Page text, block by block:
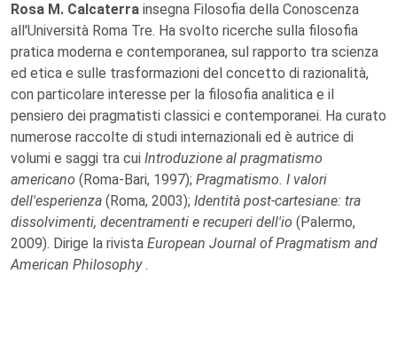
Rosa M. Calcaterra insegna Filosofia della Conoscenza
all'Università Roma Tre. Ha svolto ricerche sulla filosofia
pratica moderna e contemporanea, sul rapporto tra scienza
ed etica e sulle trasformazioni del concetto di razionalità,
con particolare interesse per la filosofia analitica e il
pensiero dei pragmatisti classici e contemporanei. Ha curato
numerose raccolte di studi internazionali ed è autrice di
volumi e saggi tra cui Introduzione al pragmatismo
americano (Roma-Bari, 1997); Pragmatismo. I valori
dell'esperienza (Roma, 2003); Identità post-cartesiane: tra
dissolvimenti, decentramenti e recuperi dell'io (Palermo,
2009). Dirige la rivista European Journal of Pragmatism and
American Philosophy.